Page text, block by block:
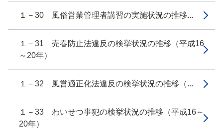
１－30 風俗営業管理者講習の実施状況の推移...
１－31 売春防止法違反の検挙状況の推移（平成16
～20年）
１－32 風営適正化法違反の検挙状況の推移（...
１－33 わいせつ事犯の検挙状況の推移（平成16～
20年）